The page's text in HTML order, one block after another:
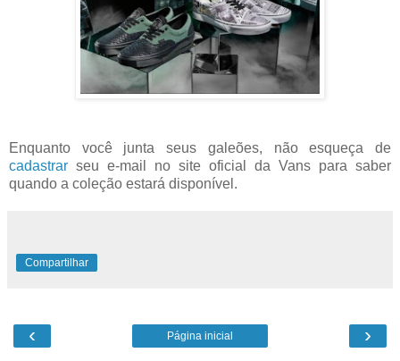
Enquanto você junta seus galeões, não esqueça de
cadastrar seu e-mail no site oficial da Vans para saber
quando a coleção estará disponível.
Compartilhar
‹ ›
Página inicial